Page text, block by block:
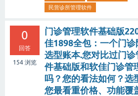
民营诊所管理软件
0
回答
154 浏览
门诊管理软件基础版
佳1898全包：一个门诊
选型账本.您对比过门诊
件基础版和软佳门诊管
吗？您的看法如何？选
您最看重价格、功能覆